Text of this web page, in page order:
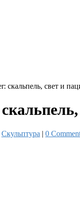
скальпель, свет и
Скульптура | 0